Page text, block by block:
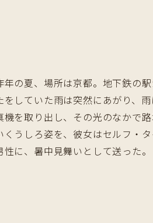
の夏、場所は京都。地下鉄の
をしていた雨は突然にあがり、
機を取り出し、その光のなかで
くうしろ姿を、彼女はセルフ・
性に、暑中見舞いとして送った。